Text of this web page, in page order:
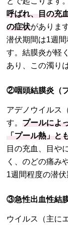
呼ばれ、目の充
の症状がありま
潜伏期間は1週
す。結膜炎が軽
あり、この濁り
②咽頭結膜炎（
アデノウイルス
す。 プールによ
「プール熱」と
目の充血、目や
く、のどの痛み
1週間程度の潜
③急性出血性結
ウイルス（主に